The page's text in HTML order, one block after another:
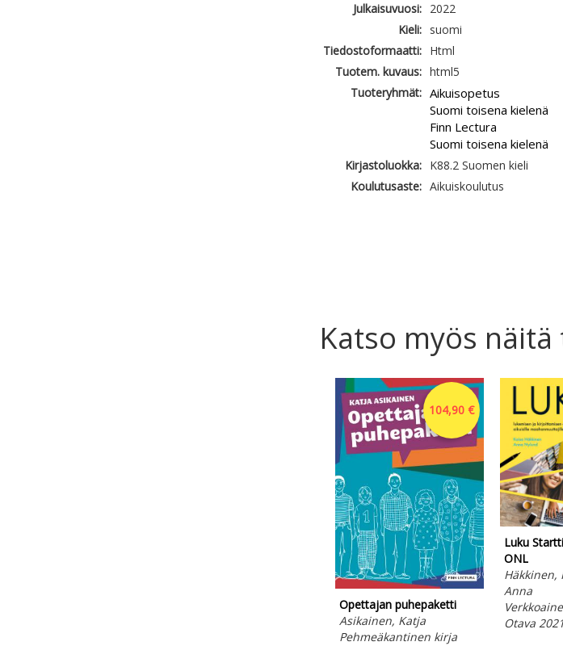
Julkaisuvuosi:
2022
Kieli:
suomi
Tiedostoformaatti:
Html
Tuotem. kuvaus: html5
Tuoteryhmät: Aikuisopetus
Suomi toisena kielenä
Finn Lectura
Suomi toisena kielenä
Kirjastoluokka:
K88.2 Suomen kieli
Koulutusaste: Aikuiskoulutus
Katso myös
104,90 €
Opettajan puhepaketti
Asikainen, Katja
Pehmeäkantinen kirja
Luku
ONL
Häkkinen,
Anna
Otava